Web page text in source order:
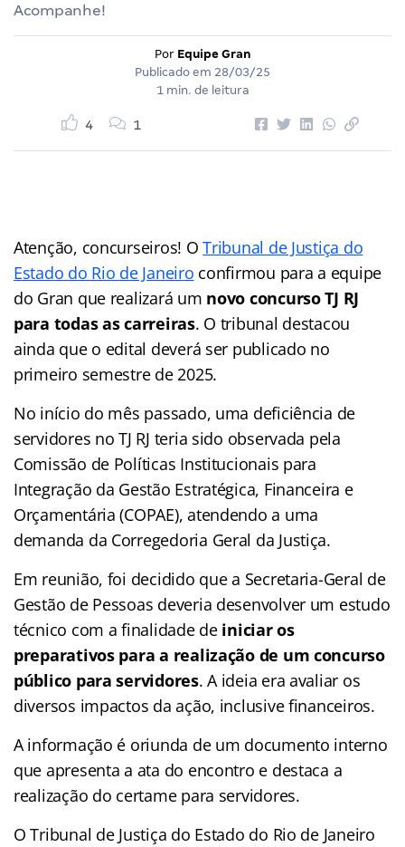
Acompanhe!
Por Equipe Gran
Publicado em 28/03/25
1 min. de leitura
4 1
Atenção, concurseiros! OTribunal de Justiça do
Estado do Rio de Janeiro confirmou para a equipe
do Gran que realizará um novo concurso TJ RJ
para todas as carreiras. O tribunal destacou
ainda que o edital deverá ser publicado no
primeiro semestre de 2025.
No início do mês passado, uma deficiência de
servidores no TJ RJ teria sido observada pela
Comissão de Políticas Institucionais para
Integração da Gestão Estratégica, Financeira e
Orçamentária (COPAE), atendendo a uma
demanda da Corregedoria Geral da Justiça.
Em reunião, foi decidido que a Secretaria-Geral de
Gestão de Pessoas deveria desenvolver um estudo
técnico com a finalidade de iniciar os
preparativos para a realização de um concurso
público para servidores. A ideia era avaliar os
diversos impactos da ação, inclusive financeiros.
A informação é oriunda de um documento interno
que apresenta a ata do encontro e destaca a
realização do certame para servidores.
O Tribunal de Justiça do Estado do Rio de Janeiro